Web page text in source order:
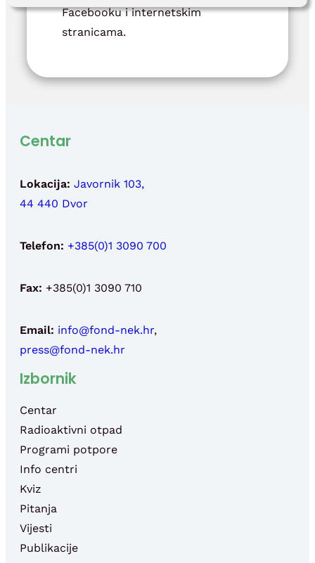
Facebooku i internetskim
stranicama.
Centar
Lokacija: Javornik 103,
44 440 Dvor
Telefon: +385(0)1 3090 700
Fax: +385(0)1 3090 710
Email: info@fond-nek.hr,
press@fond-nek.hr
Izbornik
Centar
Radioaktivni otpad
Programi potpore
Info centri
Kviz
Pitanja
Vijesti
Publikacije